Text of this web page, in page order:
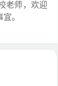
老师，欢迎
。